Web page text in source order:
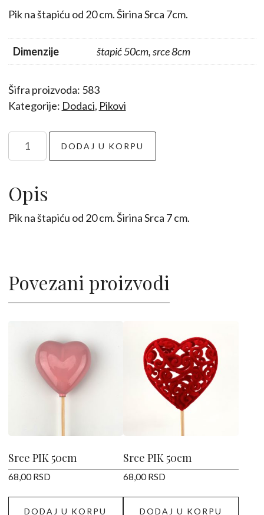
Pik na štapiću od 20 cm. Širina Srca 7cm.
Dimenzije štapić 50cm, srce 8cm
Šifra proizvoda: 583
Kategorije: Dodaci, Pikovi
količina
DODAJ U KORPU
Opis
Pik na štapiću od 20 cm. Širina Srca 7 cm.
Povezani proizvodi
Srce PIK 50cm
68,00 RSD
DODAJ U KORPU
Srce PIK 50cm
68,00 RSD
DODAJ U KORPU